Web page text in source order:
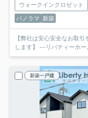
ウォークインクロゼット
パノラマ 新築
【弊社は安心安全なお取
します】 ---リバティーホ
新築一戸建